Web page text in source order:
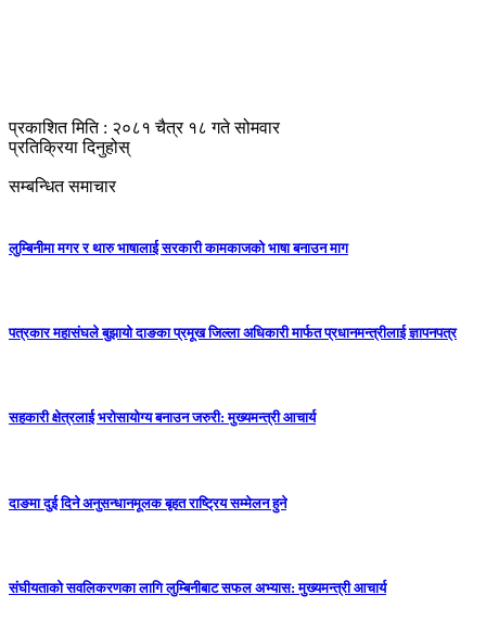
प्रकाशित मिति : २०८१ चैत्र १८ गते सोमवार
प्रतिक्रिया दिनुहोस्
सम्बन्धित समाचार
लुम्बिनीमा मगर र थारु भाषालाई सरकारी कामकाजको भाषा बनाउन माग
पत्रकार महासंघले बुझायो दाङका प्रमूख जिल्ला अधिकारी मार्फत प्रधानमन्त्रीलाई ज्ञापनपत्र
सहकारी क्षेत्रलाई भरोसायोग्य बनाउन जरुरी: मुख्यमन्त्री आचार्य
दाङमा दुई दिने अनुसन्धानमूलक बृहत राष्ट्रिय सम्मेलन हुने
संघीयताको सवलिकरणका लागि लुम्बिनीबाट सफल अभ्यास: मुख्यमन्त्री आचार्य